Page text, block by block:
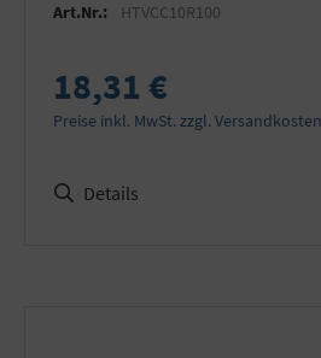
Art.Nr.: HTVCC10R100
18,31 €
Preise inkl. MwSt. zzgl. Versandkosten
Details